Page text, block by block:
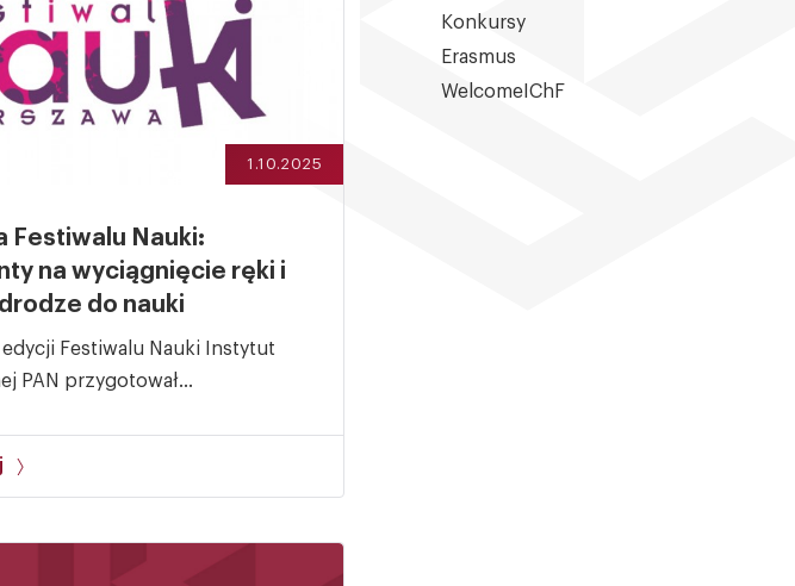
1.10.2025
Festiwalu Nauki:
na wyciągnięcie ręki i
do nauki
Festiwalu Nauki Instytut
PAN przygotował...
Konkursy
Erasmus
WelcomeIChF